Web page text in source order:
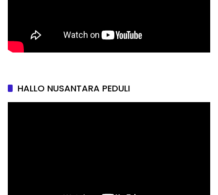
HALLO NUSANTARA PEDULI